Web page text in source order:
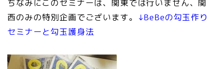
ちなみにこのセミナーは、関東では行いません、関
西のみの特別企画でございます。
↓BeBeの勾玉作り
セミナーと勾玉護身法